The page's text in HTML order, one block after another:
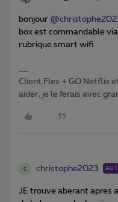
bonjour
box est commandable
rubrique smart wifi
Client Flex + GO Netflix
aider, je le ferais avec
C christophe2023
JE trouve aberant apres